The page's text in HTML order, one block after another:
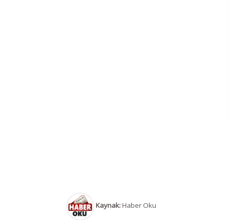
Kaynak:Haber Oku